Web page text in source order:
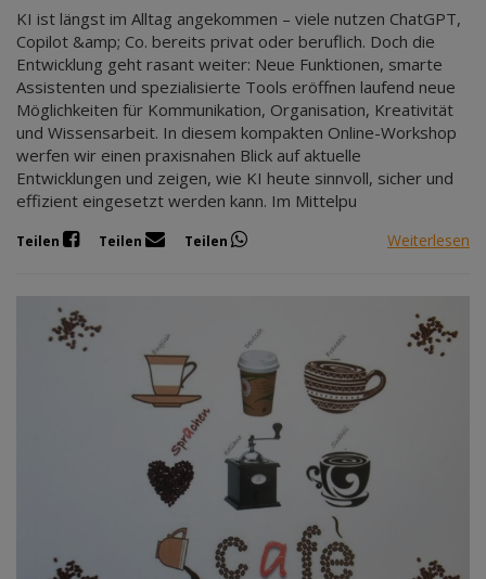
KI ist längst im Alltag angekommen – viele nutzen ChatGPT,
Copilot &amp; Co. bereits privat oder beruflich. Doch die
Entwicklung geht rasant weiter: Neue Funktionen, smarte
Assistenten und spezialisierte Tools eröffnen laufend neue
Möglichkeiten für Kommunikation, Organisation, Kreativität
und Wissensarbeit. In diesem kompakten Online-Workshop
werfen wir einen praxisnahen Blick auf aktuelle
Entwicklungen und zeigen, wie KI heute sinnvoll, sicher und
effizient eingesetzt werden kann. Im Mittelpu
Teilen Teilen Teilen Weiterlesen